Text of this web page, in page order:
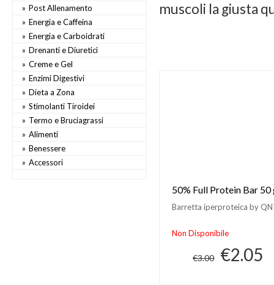
Post Allenamento
Energia e Caffeina
Energia e Carboidrati
Drenanti e Diuretici
Creme e Gel
Enzimi Digestivi
Dieta a Zona
Stimolanti Tiroidei
Termo e Bruciagrassi
Alimenti
Benessere
Accessori
muscoli la giusta
50% Full Protein Bar 50
Barretta iperproteica by
Non Disponibile
€3.00 €2.05